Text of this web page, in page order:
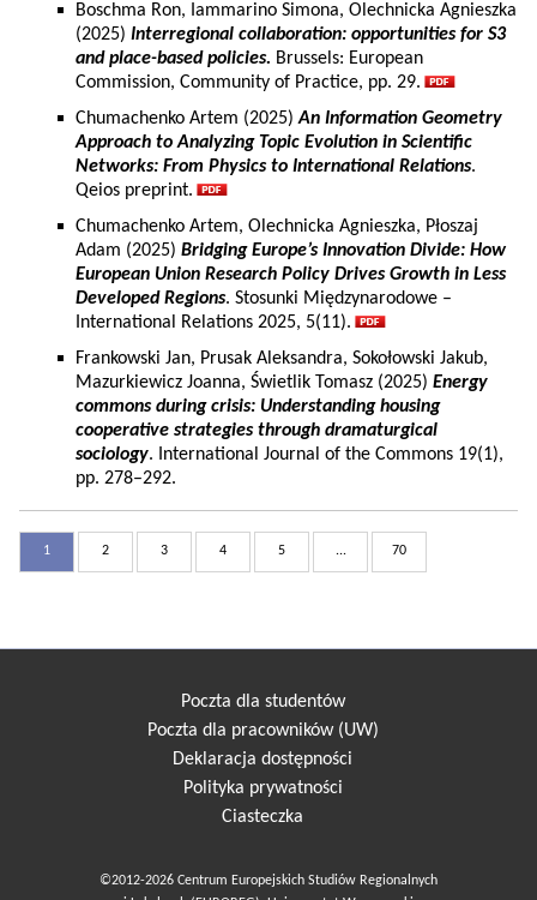
Boschma Ron, Iammarino Simona, Olechnicka Agnieszka
(2025) Interregional collaboration: opportunities for S3
and place-based policies. Brussels: European
Commission, Community of Practice, pp. 29.
Chumachenko Artem (2025)An Information Geometry
Approach to Analyzing Topic Evolution in Scientific
Networks: From Physics to International Relations.
Qeios preprint.
Chumachenko Artem, Olechnicka Agnieszka, Płoszaj
Adam (2025) Bridging Europe’s Innovation Divide: How
European Union Research Policy Drives Growth in Less
Developed Regions. Stosunki Międzynarodowe –
International Relations 2025, 5(11).
Frankowski Jan, Prusak Aleksandra, Sokołowski Jakub,
Mazurkiewicz Joanna, Świetlik Tomasz (2025) Energy
commons during crisis: Understanding housing
cooperative strategies through dramaturgical
sociology. International Journal of the Commons 19(1),
pp. 278–292.
1 2 3 4 5 ... 70
Poczta dla studentów
Poczta dla pracowników (UW)
Deklaracja dostępności
Polityka prywatności
Ciasteczka
©2012-2026 Centrum Europejskich Studiów Regionalnych